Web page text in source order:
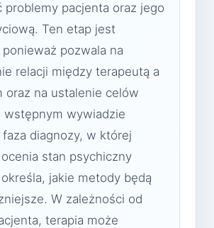
problemy pacjenta oraz jego
Ten etap jest
pozwala na
relacji między terapeutą a
oraz na ustalenie celów
wstępnym wywiadzie
diagnozy, w której
stan psychiczny
jakie metody będą
W zależności od
terapia może